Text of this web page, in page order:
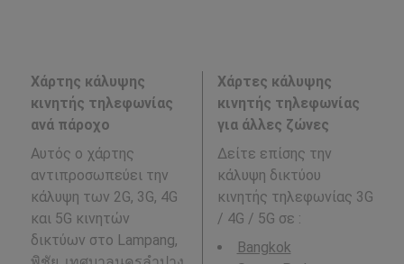
Χάρτης κάλυψης
κινητής τηλεφωνίας
ανά πάροχο
Αυτός ο χάρτης
αντιπροσωπεύει την
κάλυψη των 2G, 3G, 4G
και 5G κινητών
δικτύων στο Lampang,
Χάρτες κάλυψης
κινητής τηλεφωνίας
για άλλες ζώνες
Δείτε επίσης την
κάλυψη δικτύου
κινητής τηλεφωνίας 3G
/ 4G / 5G σε :
Bangkok